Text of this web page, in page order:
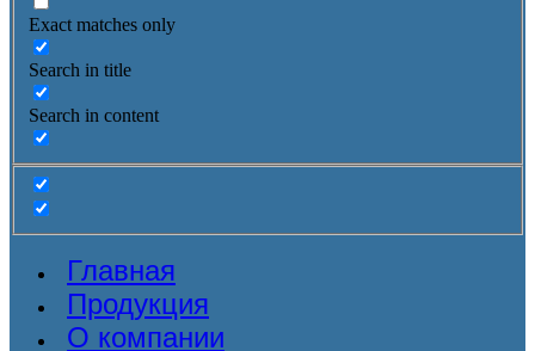
Exact matches only
Search in title
Search in content
Главная
Продукция
О компании